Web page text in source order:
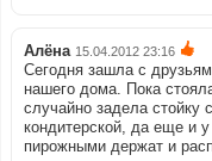
Алёна 15.04.2012 23:16
Сегодня зашла с
нашего дома. Пока
случайно задела стойку
кондитерской, да еще и
пирожными держат и